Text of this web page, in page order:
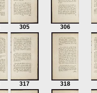
305 306
317 318